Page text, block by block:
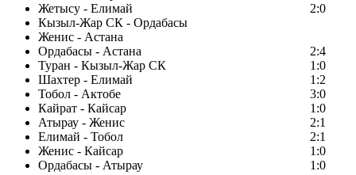
Жетысу - Елимай
2:0
Кызыл-Жар СК - Ордабасы
Женис - Астана
Ордабасы - Астана
2:4
Туран - Кызыл-Жар СК
1:0
Шахтер - Елимай
1:2
Тобол - Актобе
3:0
Кайрат - Кайсар
1:0
Атырау - Женис
2:1
Елимай - Тобол
2:1
Женис - Кайсар
1:0
Ордабасы - Атырау
1:0